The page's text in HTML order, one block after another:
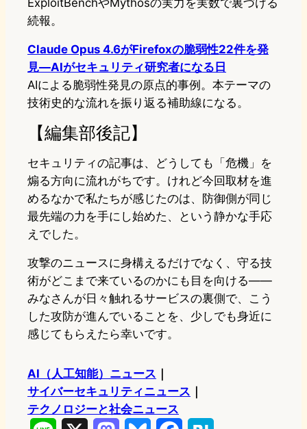
ExploitBenchやMythosの実力を実数で裏づける
続報。
Claude Opus 4.6がFirefoxの脆弱性22件を発
見—AIがセキュリティ研究者になる日
AIによる脆弱性発見の原点的事例。本テーマの
技術史的な流れを振り返る補助線になる。
【編集部後記】
セキュリティの記事は、どうしても「危機」を
煽る方向に流れがちです。けれど今回取材を進
めるなかで私たちが感じたのは、防御側が同じ
最先端の力を手にし始めた、という静かな手応
えでした。
攻撃のニュースに身構えるだけでなく、守る技
術がどこまで来ているのかにも目を向ける——
みなさんが日々触れるサービスの裏側で、こう
した攻防が進んでいることを、少しでも身近に
感じてもらえたら幸いです。
AI（人工知能）ニュース
サイバーセキュリティニュース
テクノロジーと社会ニュース